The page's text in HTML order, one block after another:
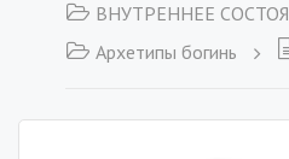
ВНУТРЕННЕЕ СОСТОЯНИЕ
Архетипы богинь